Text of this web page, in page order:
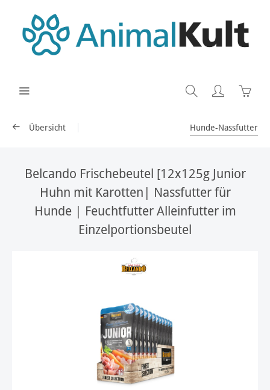
Übersicht Hunde-Nassfutter
Belcando Frischebeutel [12x125g Junior
Huhn mit Karotten| Nassfutter für
Hunde | Feuchtfutter Alleinfutter im
Einzelportionsbeutel